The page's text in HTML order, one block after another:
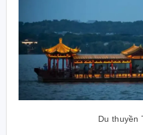
Du thuyền